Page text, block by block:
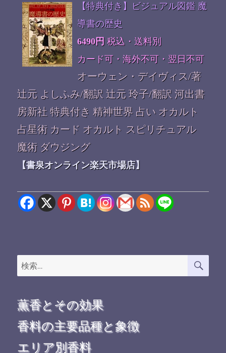
【特典付き】ビジュアル図鑑 魔
導書の歴史
6490円 税込・送料別
カード可・海外不可・翌日不可
オーウェン・デイヴィス/著
辻元 よしふみ/翻訳 辻元 玲子/翻訳 河出書
房新社 特典付き 精神世界 占い オカルト
占星術 カード オカルト スピリチュアル
魔術 ダウジング
【書泉オンライン楽天市場店】
検
索:
検
薫香とその効果
香料の主要品種と象徴
エリア別香料